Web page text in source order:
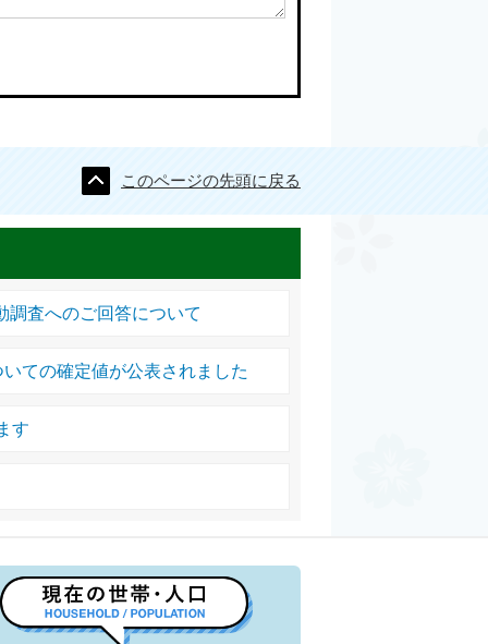
このページの先頭に戻る
調査へのご回答について
ての確定値が公表されました
す